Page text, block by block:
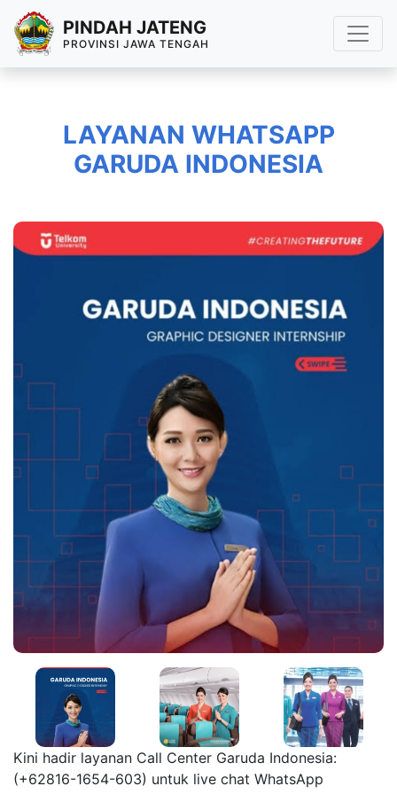
PINDAH JATENG
PROVINSI JAWA TENGAH
LAYANAN WHATSAPP
GARUDA INDONESIA
Kini hadir layanan Call Center Garuda Indonesia:
(+62816-1654-603) untuk live chat WhatsApp